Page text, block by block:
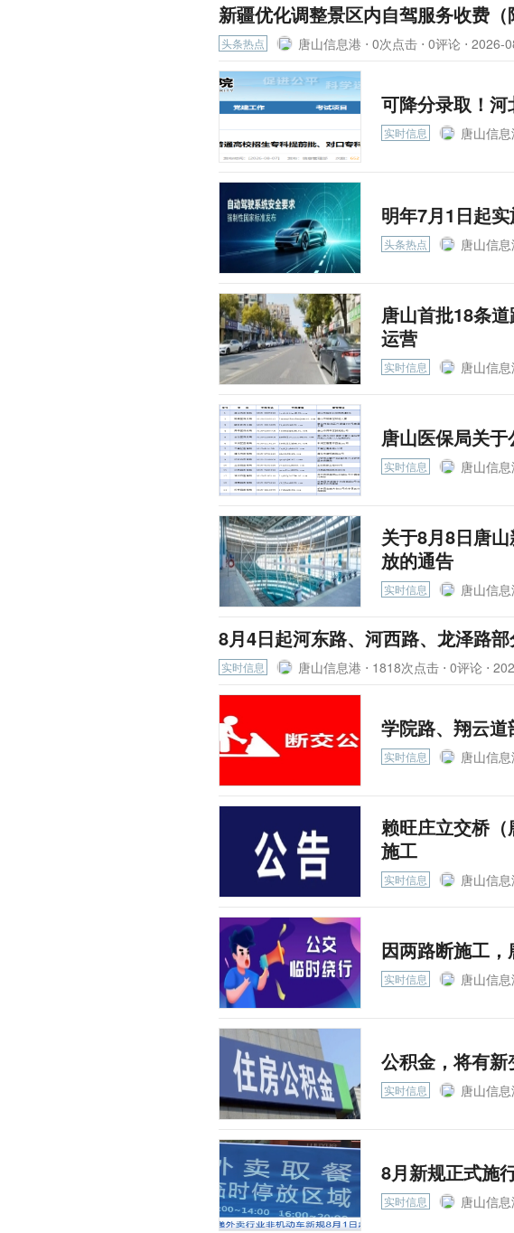
新疆优化调整景区内自驾服务收费（
头条热点 唐山信息港 ⋅ 0次点击 ⋅ 0评论 ⋅ 2026-
可降分录取！
实时信息 唐山信息
明年7月1日起
头条热点 唐山信息
唐山首批18条
运营
实时信息 唐山信息
唐山医保局关
实时信息 唐山信息
关于8月8日唐
放的通告
实时信息 唐山信息
8月4日起河东路、河西路、龙泽路
实时信息 唐山信息港 ⋅ 1818次点击 ⋅ 0评论 ⋅
学院路、翔云
实时信息 唐山信息
赖旺庄立交桥
施工
实时信息 唐山信息
因两路断施工
实时信息 唐山信息
公积金，将有新
实时信息 唐山信息
8月新规正式施
实时信息 唐山信息